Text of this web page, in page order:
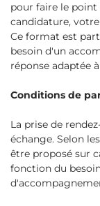
pour faire le
candidature,
Ce format est
besoin d'un
réponse adaptée
Conditions de
La prise de
échange. Selon
être proposé sur
fonction du